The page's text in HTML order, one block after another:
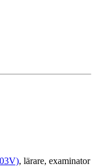
, lärare, examinator